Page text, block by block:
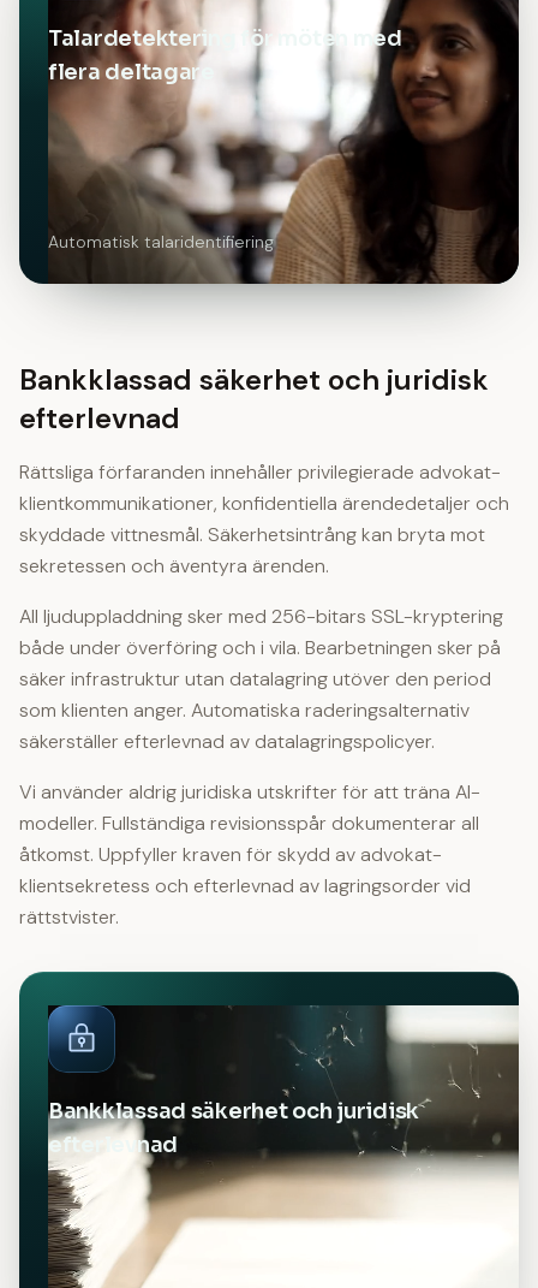
Talardetektering för möten med
flera deltagare
Automatisk talaridentifiering
Bankklassad säkerhet och juridisk
efterlevnad
Rättsliga förfaranden innehåller privilegierade advokat-
klientkommunikationer, konfidentiella ärendedetaljer och
skyddade vittnesmål. Säkerhetsintrång kan bryta mot
sekretessen och äventyra ärenden.
All ljuduppladdning sker med 256-bitars SSL-kryptering
både under överföring och i vila. Bearbetningen sker på
säker infrastruktur utan datalagring utöver den period
som klienten anger. Automatiska raderingsalternativ
säkerställer efterlevnad av datalagringspolicyer.
Vi använder aldrig juridiska utskrifter för att träna AI-
modeller. Fullständiga revisionsspår dokumenterar all
åtkomst. Uppfyller kraven för skydd av advokat-
klientsekretess och efterlevnad av lagringsorder vid
rättstvister.
Bankklassad säkerhet och juridisk
efterlevnad